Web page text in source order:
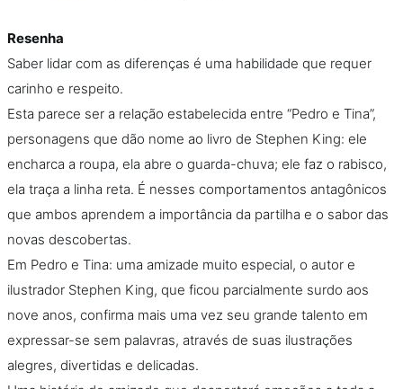
Resenha
Saber lidar com as diferenças é uma habilidade que requer
carinho e respeito.
Esta parece ser a relação estabelecida entre “Pedro e Tina”,
personagens que dão nome ao livro de Stephen King: ele
encharca a roupa, ela abre o guarda-chuva; ele faz o rabisco,
ela traça a linha reta. É nesses comportamentos antagônicos
que ambos aprendem a importância da partilha e o sabor das
novas descobertas.
Em Pedro e Tina: uma amizade muito especial, o autor e
ilustrador Stephen King, que ficou parcialmente surdo aos
nove anos, confirma mais uma vez seu grande talento em
expressar-se sem palavras, através de suas ilustrações
alegres, divertidas e delicadas.